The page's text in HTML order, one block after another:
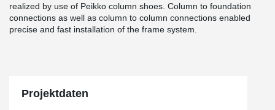
realized by use of Peikko column shoes. Column to foundation
connections as well as column to column connections enabled
precise and fast installation of the frame system.
Projektdaten